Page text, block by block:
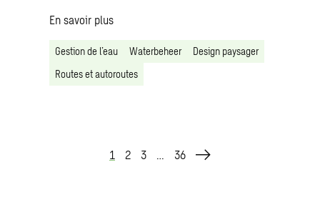
En savoir plus
Gestion de l’eau Waterbeheer
Design paysager
Routes et autoroutes
1 2 3 … 36